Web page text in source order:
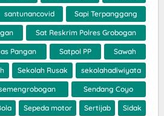
santunancovid Sapi Terpanggang
Sat Reskrim Polres Grobogan
Pangan Satpol PP Sawah
Sekolah Rusak sekolahadiwiyata
Sendang Coyo
Sepeda motor Sertijab Sidak